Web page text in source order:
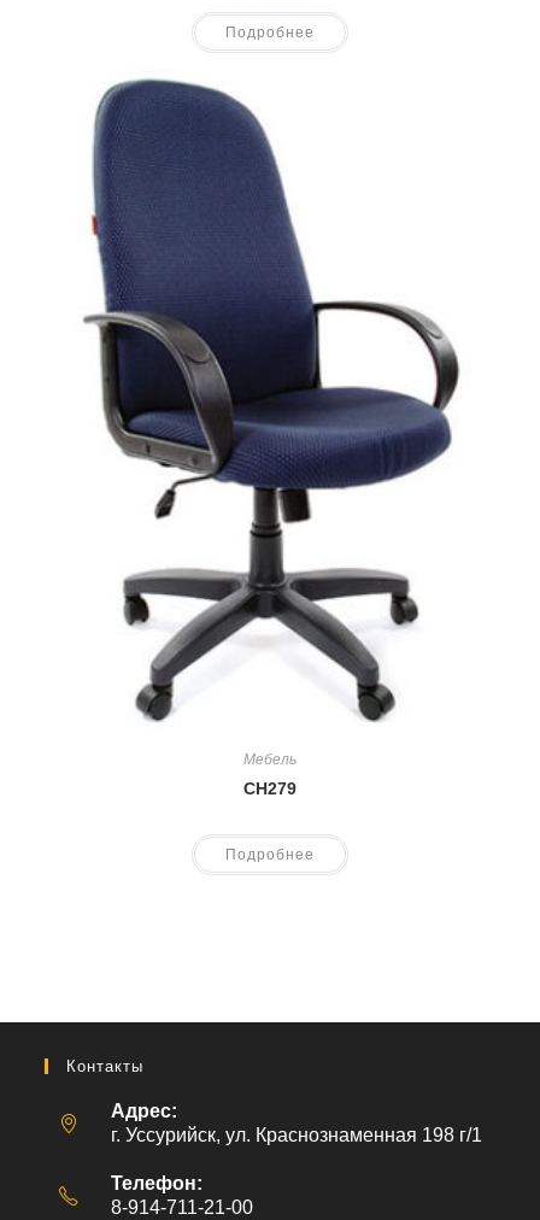
Подробнее
Мебель
CH279
Подробнее
Контакты
Адрес:
г. Уссурийск, ул. Краснознаменная 198 г/1
Телефон:
8-914-711-21-00